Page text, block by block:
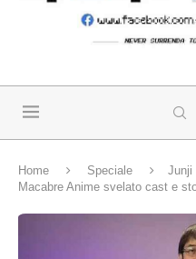
Home Speciale
Junji
Macabre Anime svelato cast e